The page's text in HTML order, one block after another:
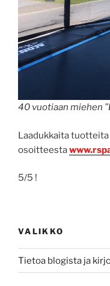
40 vuotiaan miehen ”
Laadukkaita
osoitteesta
5/5 !
VALIKKO
Tietoa blogista ja